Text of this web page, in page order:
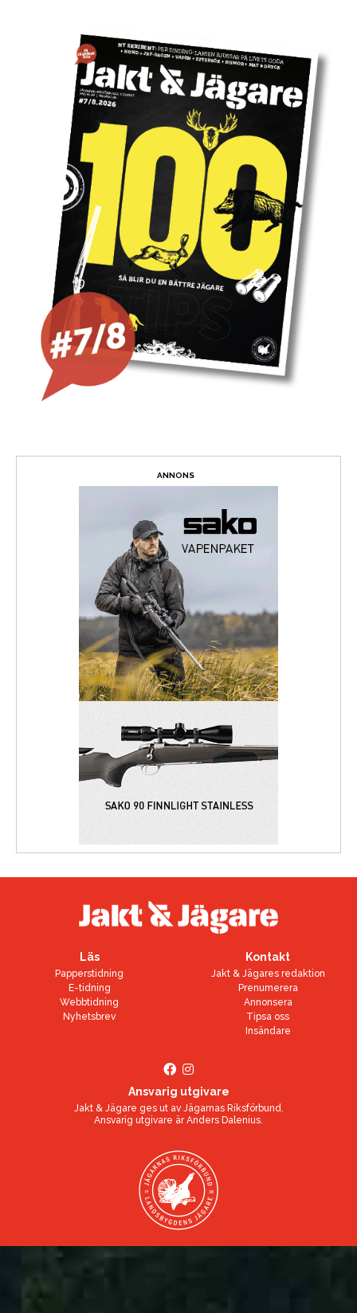
ANNONS
Läs
Papperstidning
E-tidning
Webbtidning
Nyhetsbrev
Kontakt
Jakt & Jägares redaktion
Prenumerera
Annonsera
Tipsa oss
Insändare
Ansvarig utgivare
Jakt & Jägare ges ut av Jägarnas Riksförbund.
Ansvarig utgivare ärAnders Dalenius.